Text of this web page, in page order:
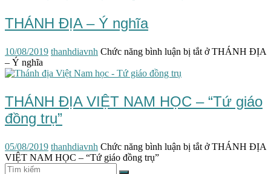
THÁNH ĐỊA – Ý nghĩa
10/08/2019 thanhdiavnh Chức năng bình luận bị tắt ở THÁNH ĐỊA
– Ý nghĩa
THÁNH ĐỊA VIỆT NAM HỌC – “Tứ giáo
đồng trụ”
05/08/2019 thanhdiavnh Chức năng bình luận bị tắt ở THÁNH ĐỊA
VIỆT NAM HỌC – “Tứ giáo đồng trụ”